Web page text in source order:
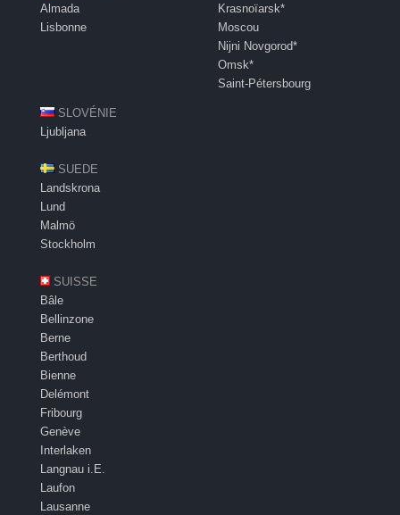
Almada
Lisbonne
Krasnoïarsk*
Moscou
Nijni Novgorod*
Omsk*
Saint-Pétersbourg
SLOVÉNIE
Ljubljana
SUEDE
Landskrona
Lund
Malmö
Stockholm
SUISSE
Bâle
Bellinzone
Berne
Berthoud
Bienne
Delémont
Fribourg
Genève
Interlaken
Langnau i.E.
Laufon
Lausanne